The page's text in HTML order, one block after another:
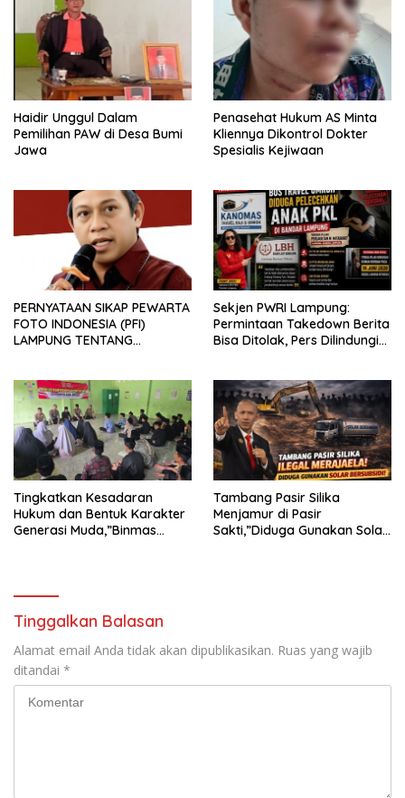
Haidir Unggul Dalam
Pemilihan PAW di Desa Bumi
Jawa
Penasehat Hukum AS Minta
Kliennya Dikontrol Dokter
Spesialis Kejiwaan
PERNYATAAN SIKAP PEWARTA
FOTO INDONESIA (PFI)
LAMPUNG TENTANG
TERHADAP JURNALIS DI
PENGADILAN NEGERI
TANJUNG KARANG.
Sekjen PWRI Lampung:
Permintaan Takedown Berita
Bisa Ditolak, Pers Dilindungi
Tingkatkan Kesadaran
Hukum dan Bentuk Karakter
Generasi Muda,”Binmas
Tambang Pasir Silika
Menjamur di Pasir
Sakti,”Diduga Gunakan Solar
Tinggalkan Balasan
Alamat email Anda tidak akan dipublikasikan. Ruas yang wajib
ditandai *